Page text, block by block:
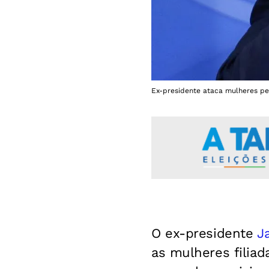
Ex-presidente ataca mulheres
O ex-presidente
as mulheres